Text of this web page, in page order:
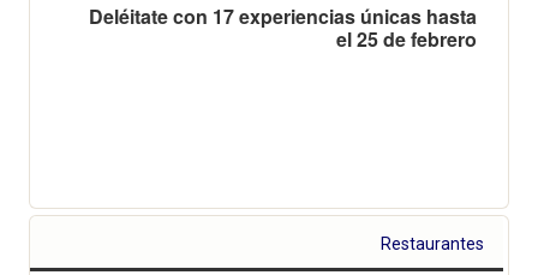
Deléitate con 17 experiencias únicas hasta
el 25 de febrero
Restaurantes